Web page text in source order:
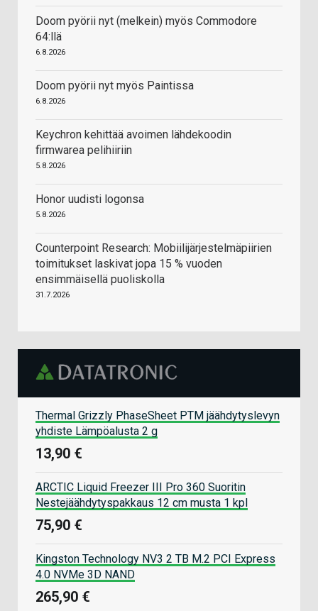
Doom pyörii nyt (melkein) myös Commodore
64:llä
6.8.2026
Doom pyörii nyt myös Paintissa
6.8.2026
Keychron kehittää avoimen lähdekoodin
firmwarea pelihiiriin
5.8.2026
Honor uudisti logonsa
5.8.2026
Counterpoint Research: Mobiilijärjestelmäpiirien
toimitukset laskivat jopa 15 % vuoden
ensimmäisellä puoliskolla
31.7.2026
Thermal Grizzly PhaseSheet PTM jäähdytyslevyn
yhdiste Lämpöalusta 2 g
13,90 €
ARCTIC Liquid Freezer III Pro 360 Suoritin
Nestejäähdytyspakkaus 12 cm musta 1 kpl
75,90 €
Kingston Technology NV3 2 TB M.2 PCI Express
4.0 NVMe 3D NAND
265,90 €